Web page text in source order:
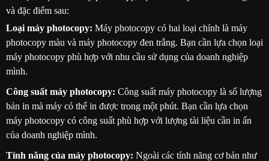
và đặc điểm sau:
Loại máy photocopy: Máy photocopy có hai loại chính là máy
photocopy màu và máy photocopy đen trắng. Bạn cần lựa chọn loại
máy photocopy phù hợp với nhu cầu sử dụng của doanh nghiệp
mình.
Công suất máy photocopy: Công suất máy photocopy là số lượng
bản in mà máy có thể in được trong một phút. Bạn cần lựa chọn
máy photocopy có công suất phù hợp với lượng tài liệu cần in ấn
của doanh nghiệp mình.
Tính năng của máy photocopy: Ngoài các tính năng cơ bản như